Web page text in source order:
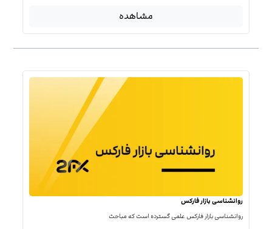
مشاهده
روانشناسی بازار فارکس
روانشناسی بازار فارکس علمی گسترده است که مباحث